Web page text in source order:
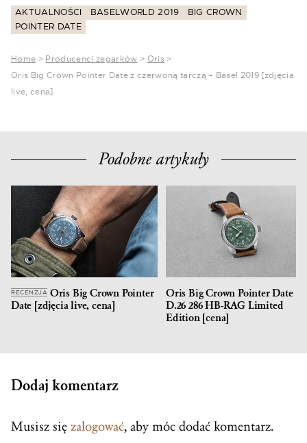
AKTUALNOŚCI BASELWORLD 2019
BIG CROWN
POINTER DATE
Home > Producenci zegarków > Oris>
Oris Big Crown Pointer Date z czerwoną tarczą – Basel 2019 [zdjęcia
live, cena]
Podobne artykuły
RECENZJA Oris Big Crown Pointer
Date [zdjęcia live, cena]
Oris Big Crown Pointer Date
D.26 286 HB-RAG Limited
Edition [cena]
Dodaj komentarz
Musisz się zalogować, aby móc dodać komentarz.